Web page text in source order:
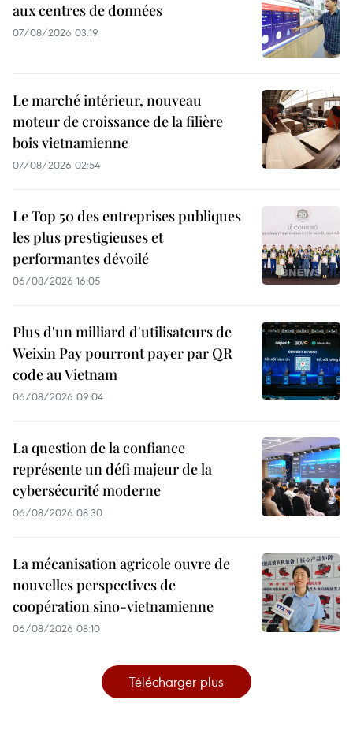
aux centres de données
07/08/2026 03:19
Le marché intérieur, nouveau
moteur de croissance de la filière
bois vietnamienne
07/08/2026 02:54
Le Top 50 des entreprises publiques
les plus prestigieuses et
performantes dévoilé
06/08/2026 16:05
Plus d'un milliard d'utilisateurs de
Weixin Pay pourront payer par QR
code au Vietnam
06/08/2026 09:04
La question de la confiance
représente un défi majeur de la
cybersécurité moderne
06/08/2026 08:30
La mécanisation agricole ouvre de
nouvelles perspectives de
coopération sino-vietnamienne
06/08/2026 08:10
Télécharger plus